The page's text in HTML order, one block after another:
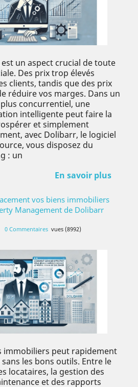
un aspect crucial de toute
Des prix trop élevés
clients, tandis que des prix
réduire vos marges. Dans un
concurrentiel, une
intelligente peut faire la
et simplement
avec Dolibarr, le logiciel
vous disposez du
: un
En savoir plus
vos biens immobiliers
Management de Dolibarr
0 Commentaires vues (8992)
immobiliers peut rapidement
les bons outils. Entre le
locataires, la gestion des
et des rapports